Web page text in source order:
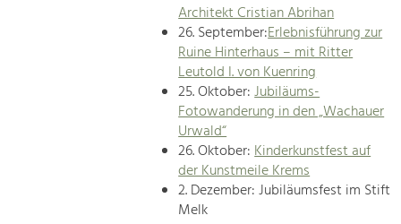
Architekt Cristian Abrihan
26. September:Erlebnisführung zur
Ruine Hinterhaus – mit Ritter
Leutold I. von Kuenring
25. Oktober:Jubiläums-
Fotowanderung in den „Wachauer
Urwald“
26. Oktober:Kinderkunstfest auf
der Kunstmeile Krems
2. Dezember: Jubiläumsfest im Stift
Melk